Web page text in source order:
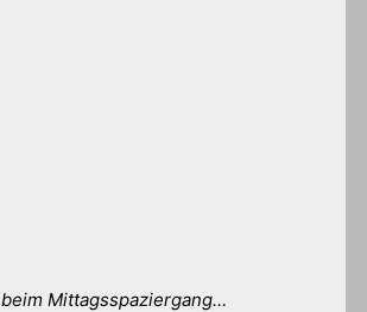
Mittagsspaziergang…